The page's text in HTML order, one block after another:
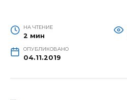
НА ЧТЕНИЕ
2 мин
ОПУБЛИКОВАНО
04.11.2019